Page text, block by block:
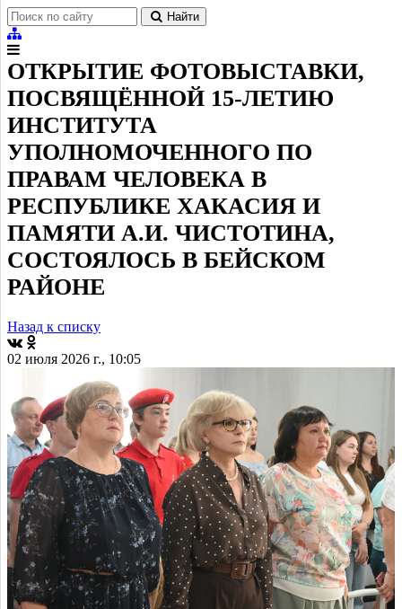
Найти
ОТКРЫТИЕ ФОТОВЫСТАВКИ,
ПОСВЯЩЁННОЙ 15-ЛЕТИЮ
ИНСТИТУТА
УПОЛНОМОЧЕННОГО ПО
ПРАВАМ ЧЕЛОВЕКА В
РЕСПУБЛИКЕ ХАКАСИЯ И
ПАМЯТИ А.И. ЧИСТОТИНА,
СОСТОЯЛОСЬ В БЕЙСКОМ
РАЙОНЕ
Назад к списку
02 июля 2026 г., 10:05